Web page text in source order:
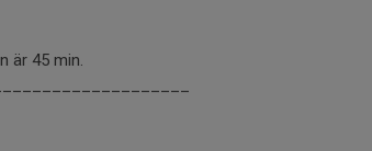
är 45 min.